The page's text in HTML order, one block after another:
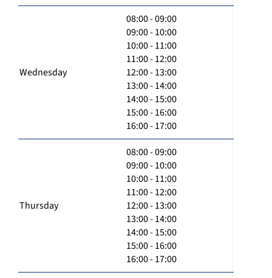
Wednesday
08:00 - 09:00
09:00 - 10:00
10:00 - 11:00
11:00 - 12:00
12:00 - 13:00
13:00 - 14:00
14:00 - 15:00
15:00 - 16:00
16:00 - 17:00
Thursday
08:00 - 09:00
09:00 - 10:00
10:00 - 11:00
11:00 - 12:00
12:00 - 13:00
13:00 - 14:00
14:00 - 15:00
15:00 - 16:00
16:00 - 17:00